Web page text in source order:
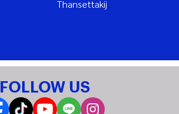
Thansettakij
FOLLOW US